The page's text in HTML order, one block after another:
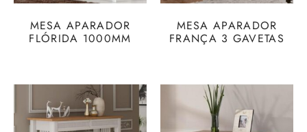
MESA APARADOR
FLÓRIDA 1000MM
MESA APARADOR
FRANÇA 3 GAVETAS